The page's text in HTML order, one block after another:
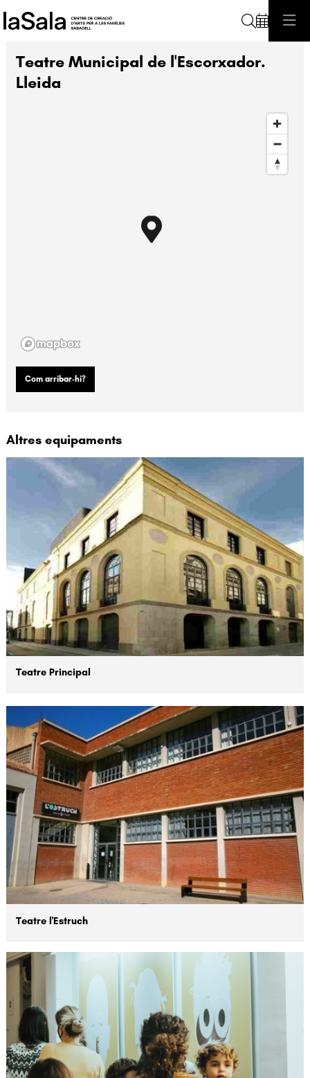
Teatre Municipal de l'Escorxador.
Lleida
Com arribar-hi?
Altres equipaments
Teatre Principal
Teatre l'Estruch